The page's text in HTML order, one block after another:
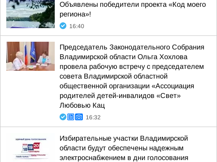
Объявлены победители проекта «Код моего
региона»!
16:40
Председатель Законодательного Собрания
Владимирской области Ольга Хохлова
провела рабочую встречу с председателем
совета Владимирской областной
общественной организации «Ассоциация
родителей детей-инвалидов «Свет»
Любовью Кац
16:32
Избирательные участки Владимирской
области будут обеспечены надежным
электроснабжением в дни голосования